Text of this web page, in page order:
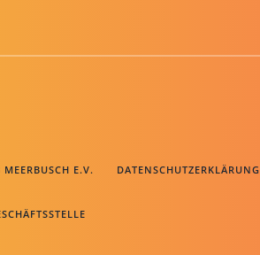
MEERBUSCH E.V. DATENSCHUTZERKLÄRUNG